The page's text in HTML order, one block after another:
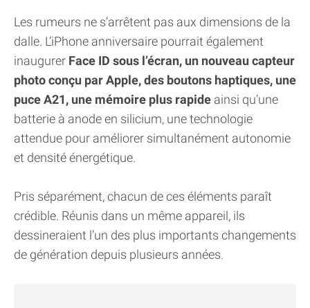
Les rumeurs ne s’arrêtent pas aux dimensions de la
dalle. L’iPhone anniversaire pourrait également
inaugurer Face ID sous l’écran, un nouveau capteur
photo conçu par Apple, des boutons haptiques, une
puce A21, une mémoire plus rapide ainsi qu’une
batterie à anode en silicium, une technologie
attendue pour améliorer simultanément autonomie
et densité énergétique.
Pris séparément, chacun de ces éléments paraît
crédible. Réunis dans un même appareil, ils
dessineraient l’un des plus importants changements
de génération depuis plusieurs années.